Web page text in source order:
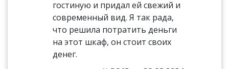
гостиную и придал ей свежий и
современный вид. Я так рада,
что решила потратить деньги
на этот шкаф, он стоит своих
денег.